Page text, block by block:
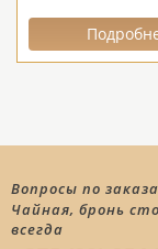
Вопросы по
Чайная, бронь
всегда